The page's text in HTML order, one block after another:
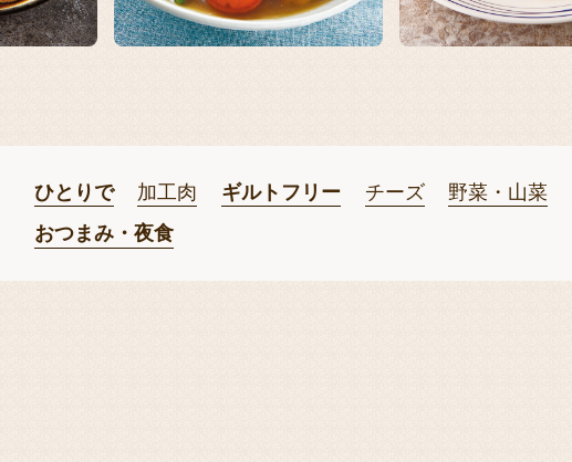
ひとりで 加工肉 ギルトフリー チーズ 野菜・山菜
おつまみ・夜食